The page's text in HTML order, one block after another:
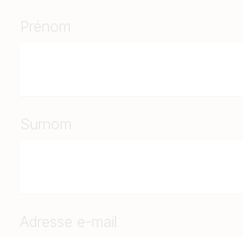
Prénom
Surnom
Adresse e-mail